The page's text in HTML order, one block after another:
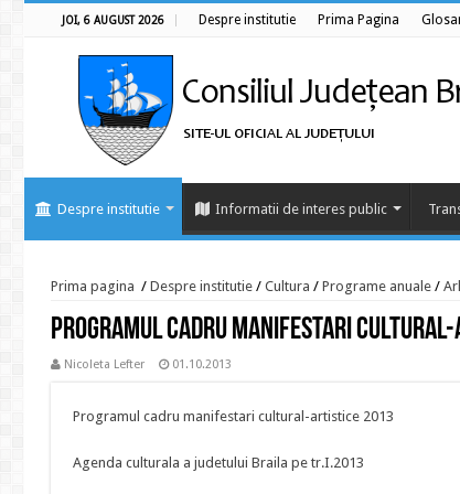
JOI, 6 AUGUST 2026 Despre institutie Prima Pagina
Despre institutie Informatii de interes public
Prima pagina / Despre institutie / Cultura / Programe anuale /
Programul cadru manifestari
Nicoleta Lefter 01.10.2013
Programul cadru manifestari cultural-artistice 2013
Agenda culturala a judetului Braila pe tr.I.2013